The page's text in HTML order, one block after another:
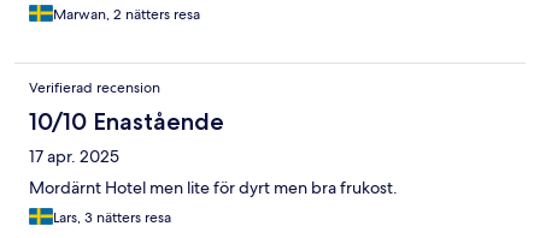
Marwan, 2 nätters resa
Verifierad recension
10/10 Enastående
17 apr. 2025
Mordärnt Hotel men lite för dyrt men bra frukost.
Lars, 3 nätters resa